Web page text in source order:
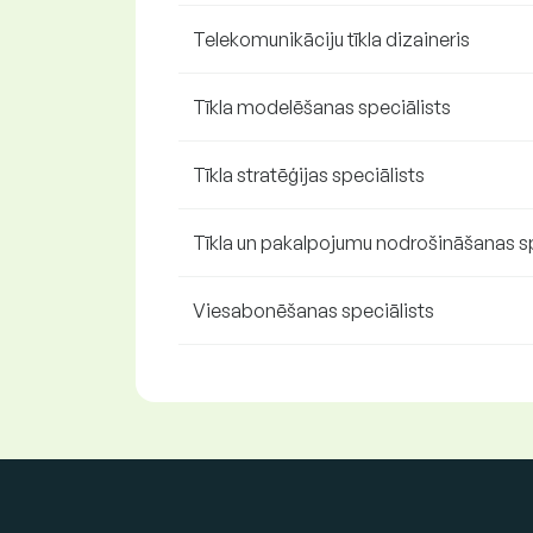
Telekomunikāciju tīkla dizaineris
Tīkla modelēšanas speciālists
Tīkla stratēģijas speciālists
Tīkla un pakalpojumu nodrošināšanas
Viesabonēšanas speciālists